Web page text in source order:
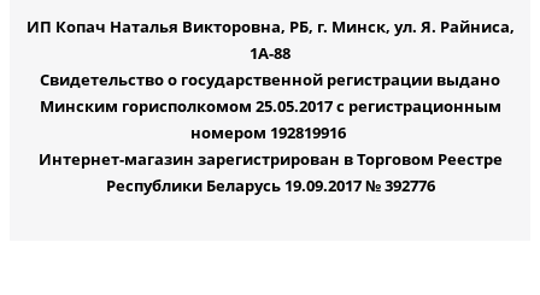
ИП Копач Наталья Викторовна, РБ, г. Минск, ул. Я. Райниса,
1А-88
Свидетельство о государственной регистрации выдано
Минским горисполкомом 25.05.2017 с регистрационным
номером 192819916
Интернет-магазин зарегистрирован в Торговом Реестре
Республики Беларусь 19.09.2017 № 392776